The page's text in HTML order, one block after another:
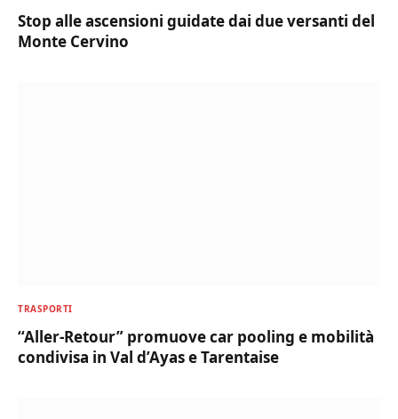
Stop alle ascensioni guidate dai due versanti del
Monte Cervino
TRASPORTI
“Aller-Retour” promuove car pooling e mobilità
condivisa in Val d’Ayas e Tarentaise